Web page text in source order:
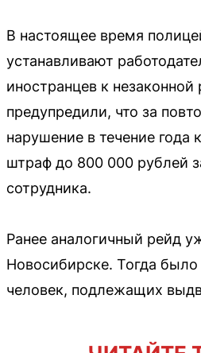
В настоящее время
устанавливают
иностранцев к
предупредили, что за
нарушение в течение года
штраф до 800 000 рублей
сотрудника.
Ранее аналогичный рейд
Новосибирске. Тогда
человек, подлежащих